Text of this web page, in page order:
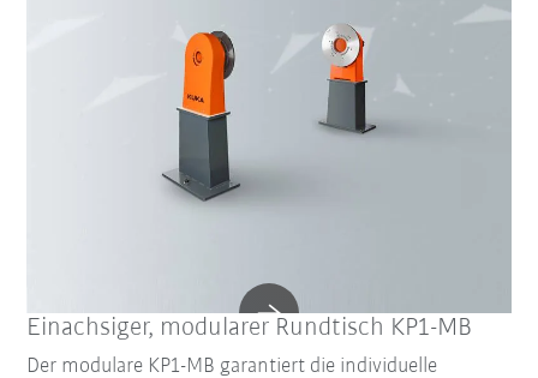
Einachsiger, modularer Rundtisch KP1-MB
Der modulare KP1-MB garantiert die individuelle